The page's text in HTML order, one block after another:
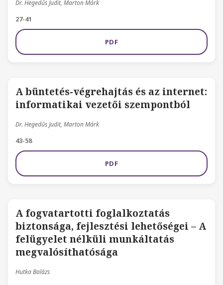
Dr. Hegedűs Judit, Marton Márk
27-41
PDF
A büntetés-végrehajtás és az internet:
informatikai vezetői szempontból
Dr. Hegedűs Judit, Marton Márk
43-58
PDF
A fogvatartotti foglalkoztatás
biztonsága, fejlesztési lehetőségei – A
felügyelet nélküli munkáltatás
megvalósíthatósága
Hutka Balázs